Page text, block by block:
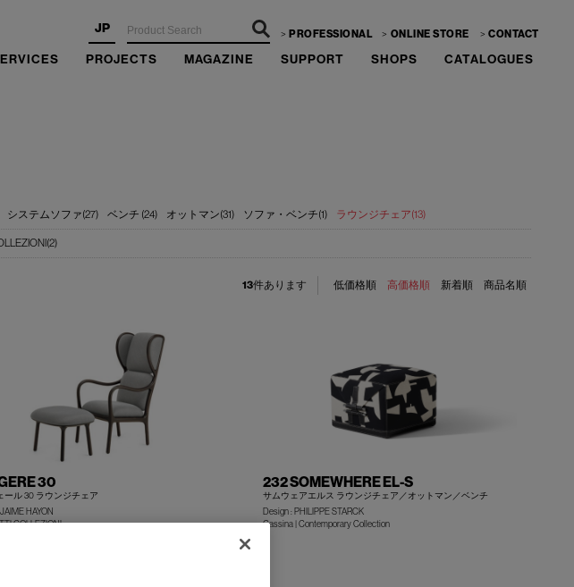
JP PROFESSIONAL ONLINE STORE CONTACT
PROJECTS MAGAZINE SUPPORT SHOPS CATALOGUES
システムソファ(27) ベンチ (24) オットマン(31) ソファ・ベンチ(1) ラウンジチェア(13)
低価格順 高価格順 新着順 商品名順
13件あります
30
ール 30 ラウンジチェア
HAYON
COLLEZIONI
232 SOMEWHERE EL-S
サムウェアエルス ラウンジチェア／オットマン／ベンチ
Design : PHILIPPE STARCK
Cassina | Contemporary Collection